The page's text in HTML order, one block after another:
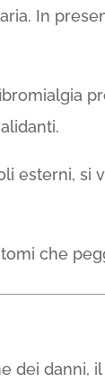
In
esterni, si
che
dei danni,